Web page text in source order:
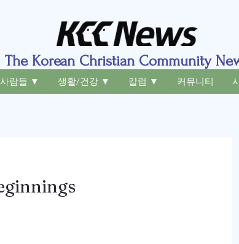
The Korean Christian Community
사람들 ▼ 생활/건강 ▼ 칼럼 ▼ 커뮤니티